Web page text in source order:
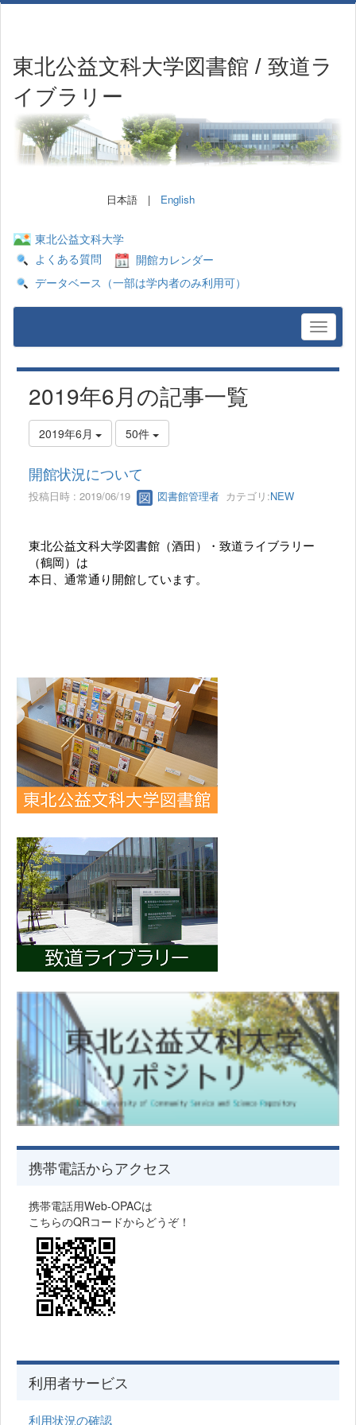
東北公益文科大学図書館 / 致道ラ
イブラリー
日本語 | English
東北公益文科大学
よくある質問
開館カレンダー
データベース（一部は学内者のみ利用可）
2019年6月の記事一覧
2019年6月 50件
開館状況について
投稿日時 : 2019/06/19 図書館管理者 カテゴリ:NEW
東北公益文科大学図書館（酒田）・致道ライブラリー
（鶴岡）は
本日、通常通り開館しています。
携帯電話からアクセス
携帯電話用Web-OPACは
こちらのQRコードからどうぞ！
利用者サービス
利用状況の確認